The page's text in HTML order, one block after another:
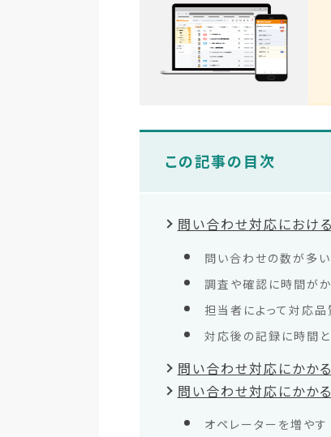
この記事の目次
問い合わせ対応におけ
問い合わせの数が多い
調査や確認に時間が
担当者によって対応
対応後の記録に時間
問い合わせ対応にかか
問い合わせ対応にかか
オペレーターを増やす